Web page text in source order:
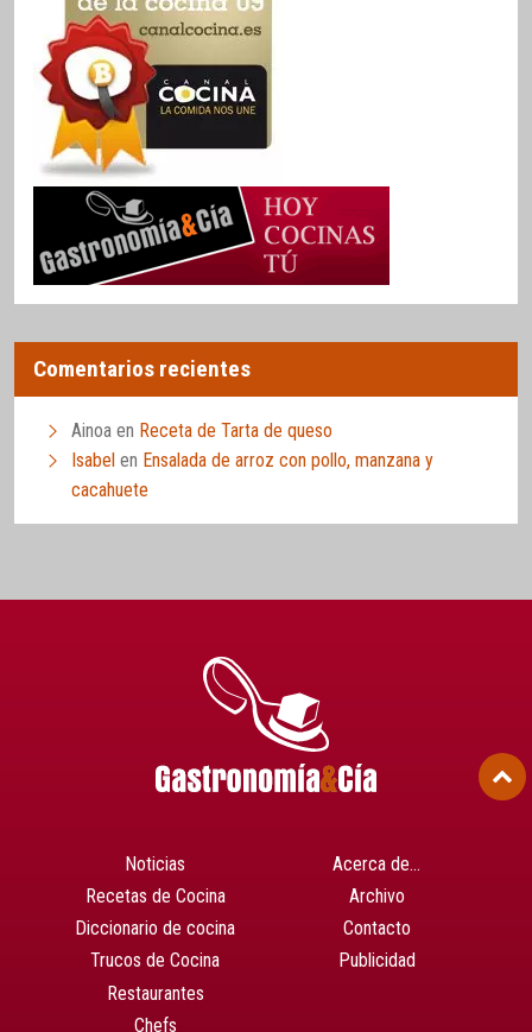
Comentarios recientes
Ainoa en Receta de Tarta de queso
Isabel en Ensalada de arroz con pollo, manzana y
cacahuete
Noticias
Recetas de Cocina
Diccionario de cocina
Trucos de Cocina
Restaurantes
Chefs
Acerca de…
Archivo
Contacto
Publicidad